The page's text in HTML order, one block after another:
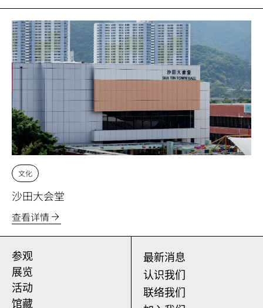
文化
沙田大会堂
查看详情
参观
展览
活动
馆藏
最新消息
认识我们
联络我们